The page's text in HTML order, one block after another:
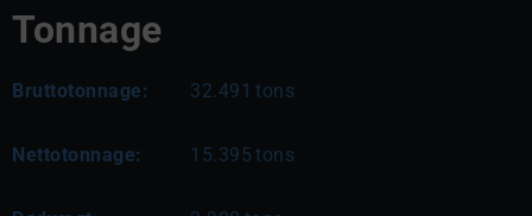
Tonnage
Bruttotonnage: 32.491 tons
Nettotonnage: 15.395 tons